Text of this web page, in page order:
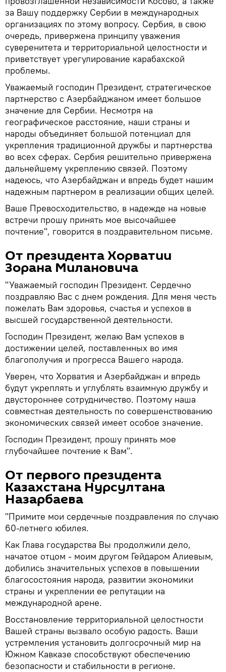
за Вашу поддержку Сербии в международных
организациях по этому вопросу. Сербия, в свою
очередь, привержена принципу уважения
суверенитета и территориальной целостности и
приветствует урегулирование карабахской
проблемы.
Уважаемый господин Президент, стратегическое
партнерство с Азербайджаном имеет большое
значение для Сербии. Несмотря на
географическое расстояние, наши страны и
народы объединяет большой потенциал для
укрепления традиционной дружбы и партнерства
во всех сферах. Сербия решительно привержена
дальнейшему укреплению связей. Поэтому
надеюсь, что Азербайджан и впредь будет нашим
надежным партнером в реализации общих целей.
Ваше Превосходительство, в надежде на новые
встречи прошу принять мое высочайшее
почтение", говорится в поздравительном письме.
От президента Хорватии
Зорана Милановича
"Уважаемый господин Президент. Сердечно
поздравляю Вас с днем рождения. Для меня честь
пожелать Вам здоровья, счастья и успехов в
высшей государственной деятельности.
Господин Президент, желаю Вам успехов в
достижении целей, поставленных во имя
благополучия и прогресса Вашего народа.
Уверен, что Хорватия и Азербайджан и впредь
будут укреплять и углублять взаимную дружбу и
двустороннее сотрудничество. Поэтому наша
совместная деятельность по совершенствованию
экономических связей имеет особое значение.
Господин Президент, прошу принять мое
глубочайшее почтение к Вам".
От первого президента
Казахстана Нурсултана
Назарбаева
"Примите мои сердечные поздравления по случаю
60-летнего юбилея.
Как Глава государства Вы продолжили дело,
начатое отцом - моим другом Гейдаром Алиевым,
добились значительных успехов в повышении
благосостояния народа, развитии экономики
страны и укреплении ее репутации на
международной арене.
Восстановление территориальной целостности
Вашей страны вызвало особую радость. Ваши
устремления установить долгосрочный мир на
Южном Кавказе способствуют обеспечению
безопасности и стабильности в регионе.